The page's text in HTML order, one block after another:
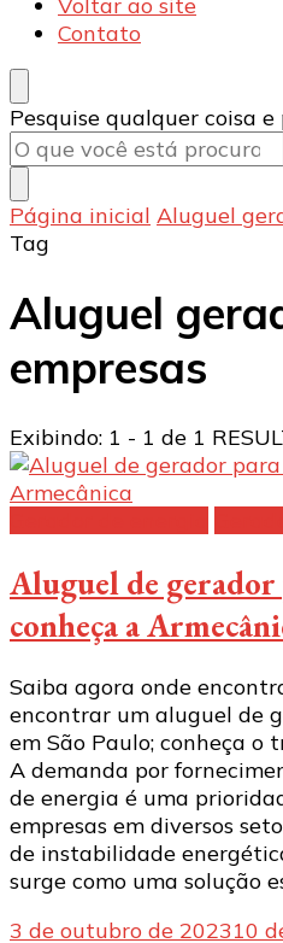
Contato
Procurando
algo?
Pesquise qualquer coisa e
Página inicial Aluguel
Tag
Aluguel
empresas
Exibindo: 1 - 1 de 1
Aluguel de gerador
conheça a
Saiba agora onde
encontrar um aluguel de
em São Paulo; conheça o
A demanda por
de energia é uma
empresas em diversos
de instabilidade
surge como uma solução
3 de outubro de 202310